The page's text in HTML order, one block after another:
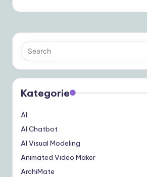
Kategorie
AI
AI Chatbot
AI Visual Modeling
Animated Video Maker
ArchiMate